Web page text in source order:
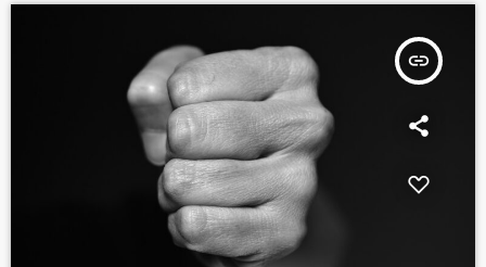
insert_link